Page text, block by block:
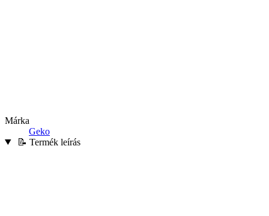
Márka
Geko
📝 Termék leírás